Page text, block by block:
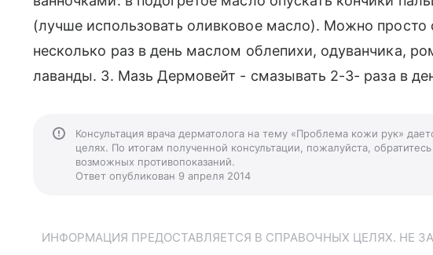
(лучше использовать оливковое масло). Можно просто
несколько раз в день маслом облепихи, одуванчика,
лаванды. 3. Мазь Дермовейт - смазывать 2-3- раза в
Консультация врача дерматолога на тему «Проблема кожи рук»
целях. По итогам полученной консультации, пожалуйста,
возможных противопоказаний.
Ответ опубликован 9 апреля 2014
ИНФОРМАЦИЯ ПРЕДОСТАВЛЯЕТСЯ В СПРАВОЧНЫХ ЦЕЛЯХ. НЕ